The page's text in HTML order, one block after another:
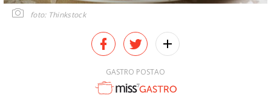
foto: Thinkstock
GASTRO POSTAO